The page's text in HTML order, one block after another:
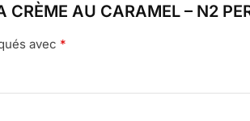
AU CARAMEL – N2
avec *